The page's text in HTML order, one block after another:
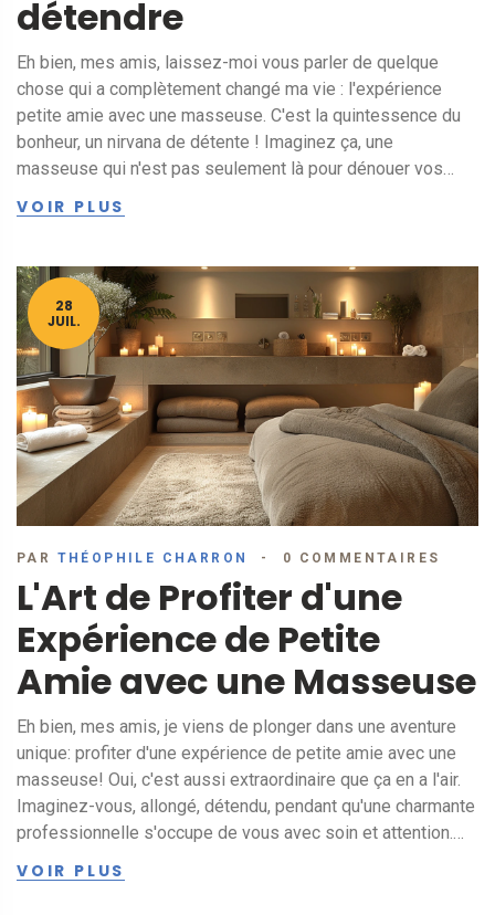
détendre
Eh bien, mes amis, laissez-moi vous parler de quelque
chose qui a complètement changé ma vie : l'expérience
petite amie avec une masseuse. C'est la quintessence du
bonheur, un nirvana de détente ! Imaginez ça, une
masseuse qui n'est pas seulement là pour dénouer vos
comme une petite amie. C'est la cerise sur le gâteau, non ?!
niveau de perfection ? Allez, faites-vous plaisir et
essayez-le !
VOIR PLUS
28
JUIL.
PAR THÉOPHILE CHARRON 0 COMMENTAIRES
L'Art de Profiter d'une
Expérience de Petite
Amie avec une Masseuse
Eh bien, mes amis, je viens de plonger dans une aventure
unique: profiter d'une expérience de petite amie avec une
masseuse! Oui, c'est aussi extraordinaire que ça en a l'air.
Imaginez-vous, allongé, détendu, pendant qu'une charmante
professionnelle s'occupe de vous avec soin et attention.
nouvelle perspective sur les relations et le bien-être. Alors,
VOIR PLUS